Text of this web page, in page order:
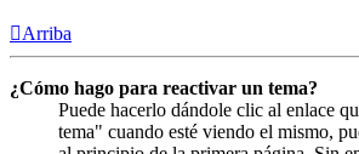
Arriba
¿Cómo hago para reactivar un tema?
Puede hacerlo dándole clic al enlace
tema" cuando esté viendo el mismo,